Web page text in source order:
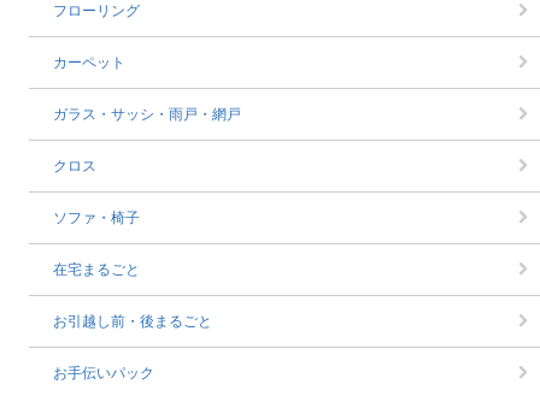
フローリング
カーペット
ガラス・サッシ・雨戸・網戸
クロス
ソファ・椅子
在宅まるごと
お引越し前・後まるごと
お手伝いパック